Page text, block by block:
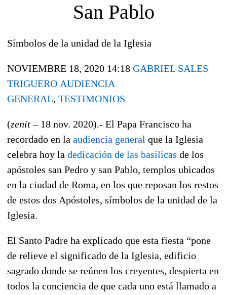
San Pablo
Símbolos de la unidad de la Iglesia
NOVIEMBRE 18, 2020 14:18 GABRIEL SALES
TRIGUERO AUDIENCIA
GENERAL, TESTIMONIOS
(zenit– 18 nov. 2020).- El Papa Francisco ha
recordado en la audiencia general que la Iglesia
celebra hoy la dedicación de las basílicas de los
apóstoles san Pedro y san Pablo, templos ubicados
en la ciudad de Roma, en los que reposan los restos
de estos dos Apóstoles, símbolos de la unidad de la
Iglesia.
El Santo Padre ha explicado que esta fiesta “pone
de relieve el significado de la Iglesia, edificio
sagrado donde se reúnen los creyentes, despierta en
todos la conciencia de que cada uno está llamado a